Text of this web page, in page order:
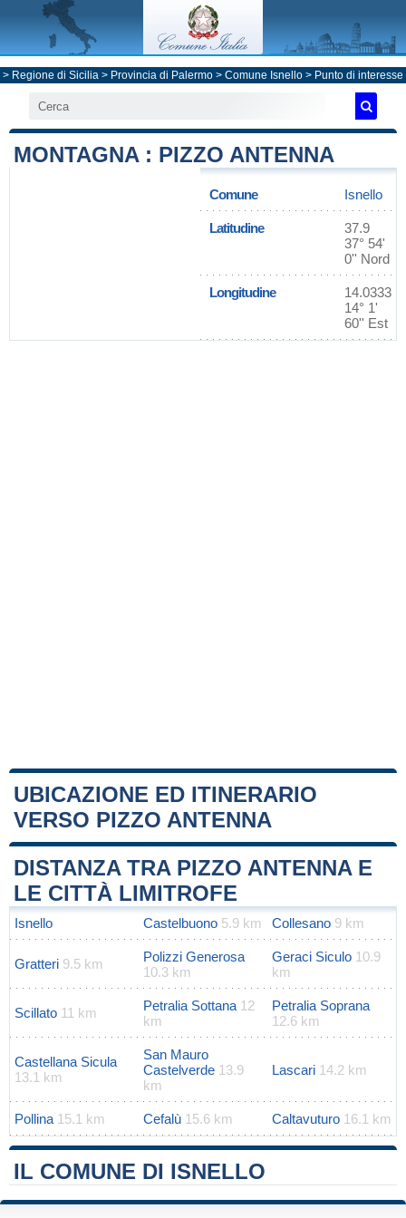
> Regione di Sicilia > Provincia di Palermo > Comune Isnello > Punto di interesse
MONTAGNA : PIZZO ANTENNA
Comune Isnello
Latitudine
37.9
37° 54'
0'' Nord
Longitudine
14.0333
14° 1'
60'' Est
UBICAZIONE ED ITINERARIO
VERSO PIZZO ANTENNA
+
−
Leaflet|Map data ©OpenStreetMap
DISTANZA TRA PIZZO ANTENNA E
LE CITTÀ LIMITROFE
Isnello Castelbuono 5.9 km Collesano 9 km
Gratteri 9.5 km
Polizzi Generosa
10.3 km
Geraci Siculo 10.9
km
Scillato 11 km Petralia Sottana 12
km
Petralia Soprana
12.6 km
Castellana Sicula
13.1 km
San Mauro
Castelverde 13.9
km
Lascari 14.2 km
Pollina 15.1 km Cefalù 15.6 km Caltavuturo 16.1 km
IL COMUNE DI ISNELLO